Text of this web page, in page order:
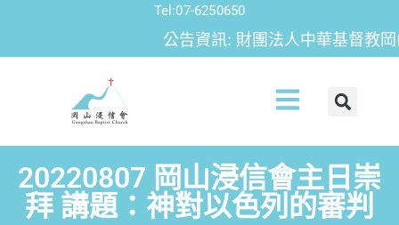
Tel:07-6250650
公告資訊: 財團法人中華基督教岡山
20220807 岡山浸信會主日崇
拜 講題：神對以色列的審判